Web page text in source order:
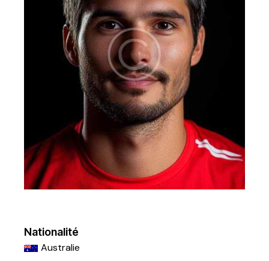
Nationalité
Australie